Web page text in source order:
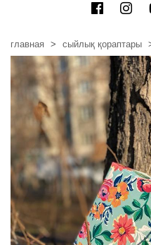
главная сыйлық қораптары